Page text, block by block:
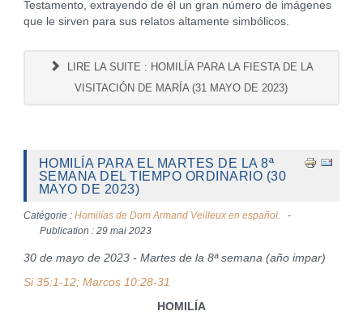
Testamento, extrayendo de él un gran número de imágenes
que le sirven para sus relatos altamente simbólicos.
LIRE LA SUITE : HOMILÍA PARA LA FIESTA DE LA
VISITACIÓN DE MARÍA (31 MAYO DE 2023)
HOMILÍA PARA EL MARTES DE LA 8ª
SEMANA DEL TIEMPO ORDINARIO (30
MAYO DE 2023)
Catégorie : Homilías de Dom Armand Veilleux en español.
Publication : 29 mai 2023
30 de mayo de 2023 - Martes de la 8ª semana (año impar)
Si 35:1-12; Marcos 10:28-31
HOMILÍA